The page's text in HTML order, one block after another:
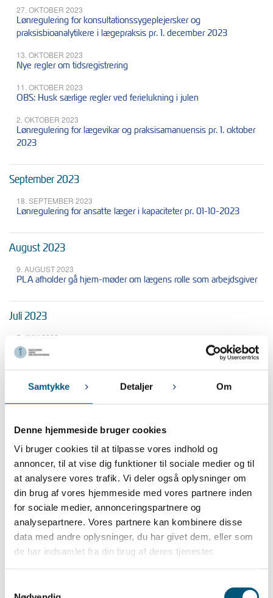
Samtykke Detaljer Om
Denne hjemmeside bruger cookies
Vi bruger cookies til at tilpasse vores indhold og
annoncer, til at vise dig funktioner til sociale medier og til
at analysere vores trafik. Vi deler også oplysninger om
din brug af vores hjemmeside med vores partnere inden
for sociale medier, annonceringspartnere og
analysepartnere. Vores partnere kan kombinere disse
data med andre oplysninger, du har givet dem, eller som
de har indsamlet fra din brug af deres tjenester.
27. OKTOBER 2023
Lønregulering for konsultationssygeplejersker og
praksisbioanalytikere i lægepraksis pr. 1. december 2023
13. OKTOBER 2023
Nye regler om tidsregistrering
11. OKTOBER 2023
OBS: Husk særlige regler ved ferielukning i julen
2. OKTOBER 2023
Lønregulering for lægevikar og praksisamanuensis pr. 1. oktober
2023
September 2023
18. SEPTEMBER 2023
Lønregulering for ansatte læger i kapaciteter pr. 01-10-2023
August 2023
9. AUGUST 2023
PLA afholder gå hjem-møder om lægens rolle som arbejdsgiver
Juli 2023
5. JULI 2023
PLA i sommerferien
Juni 2023
28. JUNI 2023
Maj 2023
26. MAJ 2023
Nyhed om ny lov om ansættelsesbeviser
12. MAJ 2023
Lønregulering pr. 1. juni 2023 for medarbejdere der følger PLA-
HK/Privat overenskomst
1. MAJ 2023